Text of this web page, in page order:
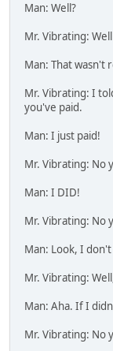
Man: Well?
Mr. Vibrating:
Man: That wasn't
Mr. Vibrating: I
you've paid.
Man: I just paid!
Mr. Vibrating: No
Man: I DID!
Mr. Vibrating: No
Man: Look, I
Mr. Vibrating:
Man: Aha. If I
Mr. Vibrating: No